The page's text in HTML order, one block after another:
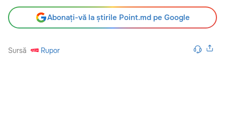
Abonați-vă la știrile Point.md pe Google
Sursă Rupor